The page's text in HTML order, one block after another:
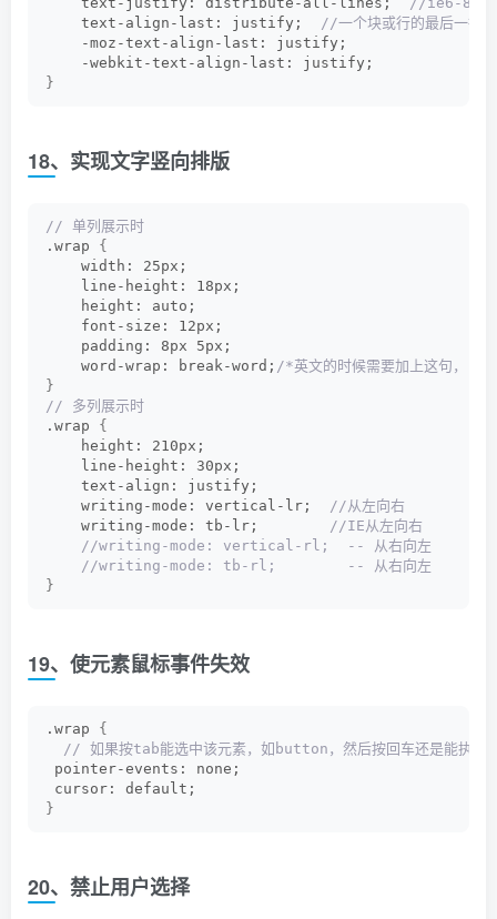
    text-align-last: justify;
//一个块或行的最后一行
    -moz-text-align-last: justify;
    -webkit-text-align-last: justify;
}
18、实现文字竖向排版
// 单列展示时
.wrap {
    width: 25px;
    line-height: 18px;
    height: auto;
    font-size: 12px;
    padding: 8px 5px;
    word-wrap: break-word;
/*英文的时候需要加上这句，自
}
// 多列展示时
.wrap {
    height: 210px;
    line-height: 30px;
    text-align: justify;
    writing-mode: vertical-lr;
//从左向右
    writing-mode: tb-lr;
//IE从左向右
//writing-mode: vertical-rl;  -- 从右向左
//writing-mode: tb-rl;        -- 从右向左
}
19、使元素鼠标事件失效
.wrap {
// 如果按tab能选中该元素，如button，然后按回车还是能执行
pointer-events: none;
cursor: default;
}
20、禁止用户选择